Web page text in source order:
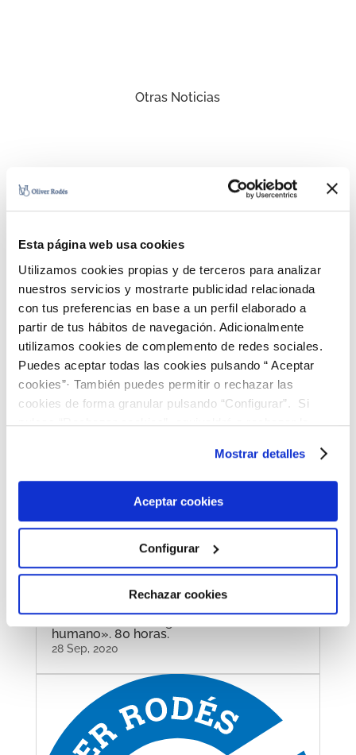
Esta página web usa cookies
Utilizamos cookies propias y de terceros para analizar
nuestros servicios y mostrarte publicidad relacionada
con tus preferencias en base a un perfil elaborado a
partir de tus hábitos de navegación. Adicionalmente
utilizamos cookies de complemento de redes sociales.
Puedes aceptar todas las cookies pulsando “ Aceptar
cookies”· También puedes permitir o rechazar las
cookies de forma granular pulsando “Configurar”. Si
pulsas “Rechazar cookies”, equivaldrá a rechazar la
son indispensables para que el sitio web funcione y que
por tanto no se pueden desactivar. Puedes consultar
más información en nuestraPolítica de Cookies
Mostrar detalles
Aceptar cookies
Configurar
Rechazar cookies
Otras Noticias
humano». 80 horas.
28 Sep, 2020